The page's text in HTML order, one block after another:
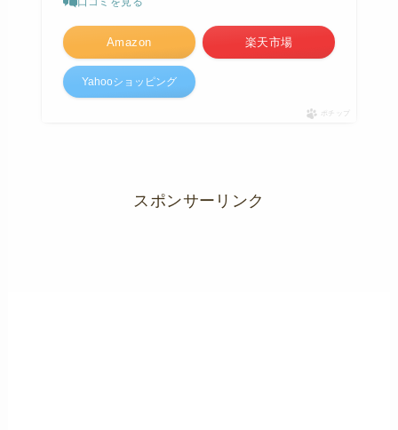
Amazon 楽天市場
Yahooショッピング
ポチップ
スポンサーリンク